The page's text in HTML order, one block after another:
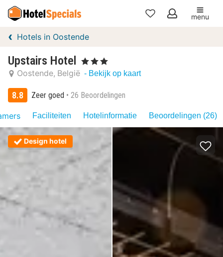
Mijn
menu
Hotels in Oostende
Upstairs Hotel , 3 Sterren
Oostende België - Bekijk op kaart
8.8 Zeer goed 26 Beoordelingen
Faciliteiten Hotelinformatie Beoordelingen (26)
Design hotel